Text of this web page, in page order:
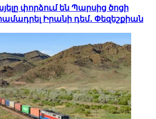
փորձում են Պարսից ծոցի
Իրանի դեմ․ Փեզեշքիան